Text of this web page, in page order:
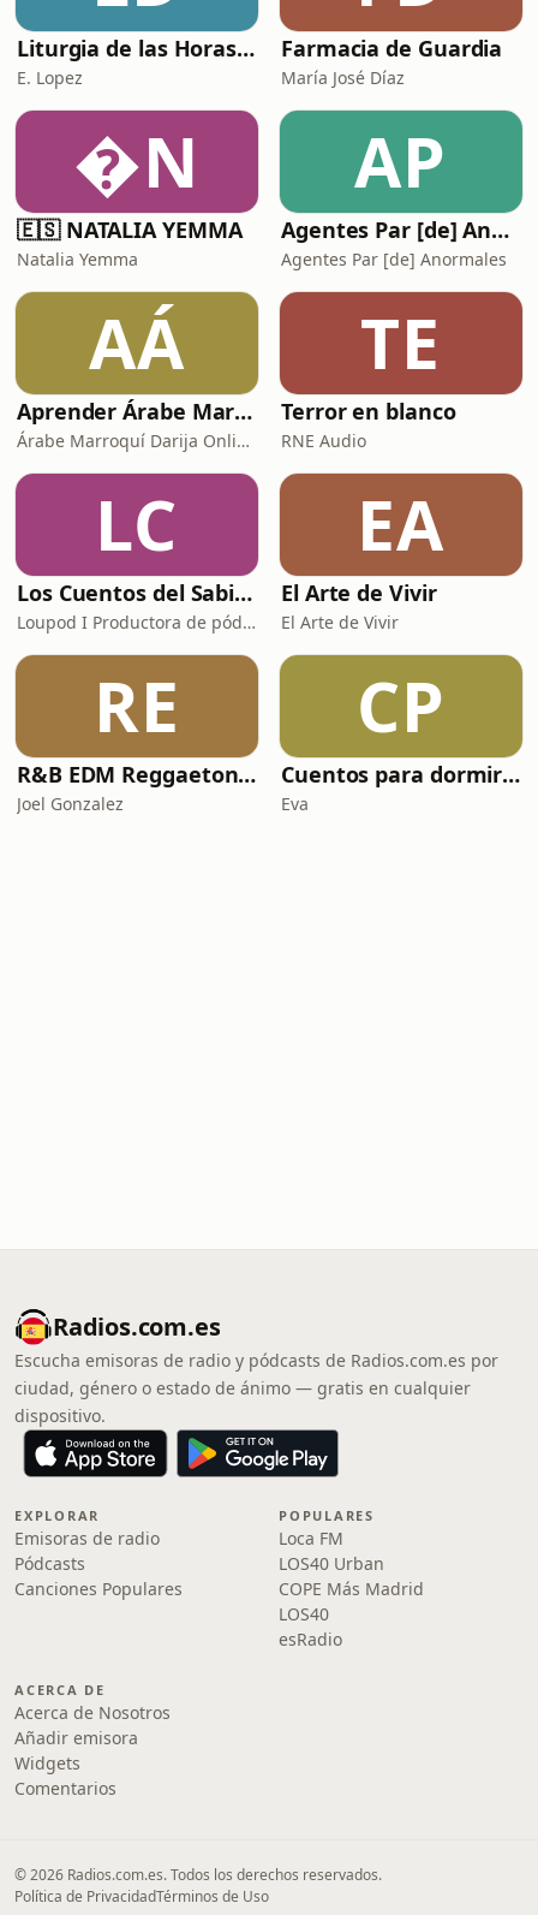
Liturgia de las Horas (España)
E. Lopez
Farmacia de Guardia
María José Díaz
N
🇪🇸 NATALIA YEMMA
Natalia Yemma
AP
Agentes Par [de] Anormales
Agentes Par [de] Anormales
AÁ
Aprender Árabe Marroquí Darija Online | Curso Dariya de Marruecos desde cero | arabemarroqui.com
Árabe Marroquí Darija Online | arabemarroqui.com
TE
Terror en blanco
RNE Audio
LC
Los Cuentos del Sabio. Historia, filosofía y reflexión
Loupod I Productora de pódcast
EA
El Arte de Vivir
El Arte de Vivir
RE
R&B EDM Reggaeton, Pop MixTape
Joel Gonzalez
CP
Cuentos para dormir/ La voz de la luna
Eva
Radios.com.es
Escucha emisoras de radio y pódcasts de Radios.com.es por
ciudad, género o estado de ánimo — gratis en cualquier
dispositivo.
EXPLORAR
Emisoras de radio
Pódcasts
Canciones Populares
POPULARES
Loca FM
LOS40 Urban
COPE Más Madrid
LOS40
esRadio
ACERCA DE
Acerca de Nosotros
Añadir emisora
Widgets
Comentarios
© 2026 Radios.com.es. Todos los derechos reservados.
Política de PrivacidadTérminos de Uso